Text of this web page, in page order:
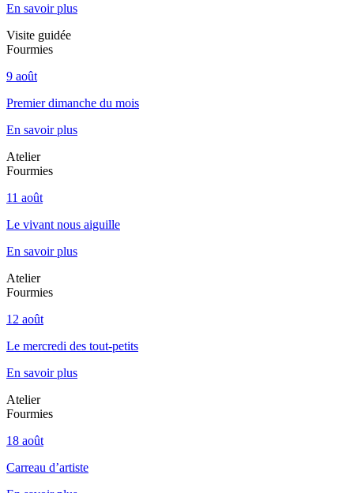
En savoir plus
Visite guidée
Fourmies
9 août
Premier dimanche du mois
En savoir plus
Atelier
Fourmies
11 août
Le vivant nous aiguille
En savoir plus
Atelier
Fourmies
12 août
Le mercredi des tout-petits
En savoir plus
Atelier
Fourmies
18 août
Carreau d’artiste